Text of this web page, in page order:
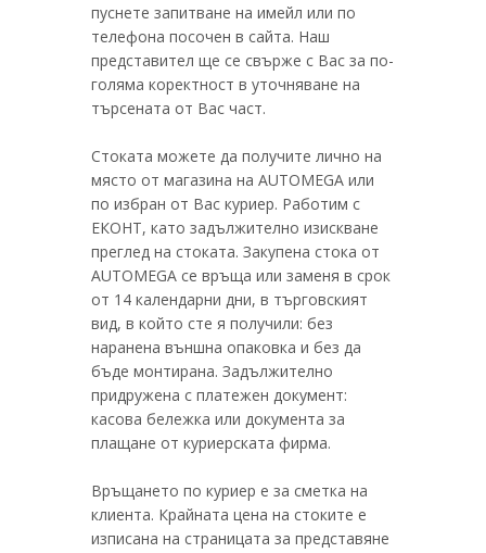
пуснете запитване на имейл или по
телефона посочен в сайта. Наш
представител ще се свърже с Вас за по-
голяма коректност в уточняване на
търсената от Вас част.
Стоката можете да получите лично на
място от магазина на AUTOMEGA или
по избран от Вас куриер. Работим с
ЕКОНТ, като задължително изискване
преглед на стоката. Закупена стока от
AUTOMEGA се връща или заменя в срок
от 14 календарни дни, в търговският
вид, в който сте я получили: без
наранена външна опаковка и без да
бъде монтирана. Задължително
придружена с платежен документ:
касова бележка или документа за
плащане от куриерската фирма.
Връщането по куриер е за сметка на
клиента. Крайната цена на стоките е
изписана на страницата за представяне